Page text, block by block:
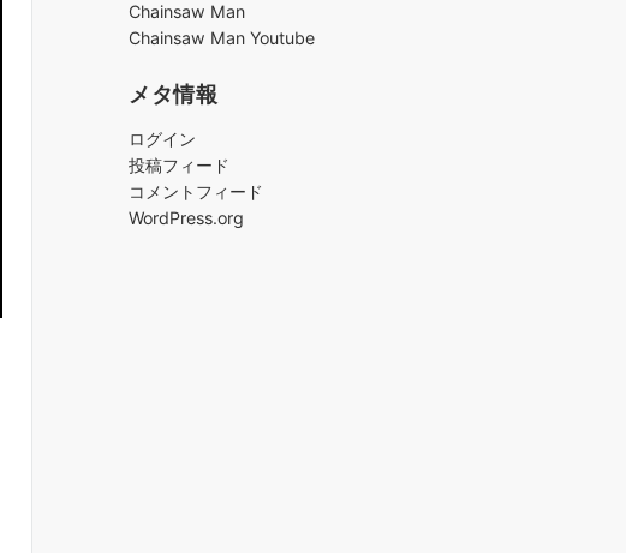
Chainsaw Man
Chainsaw Man Youtube
メタ情報
ログイン
投稿フィード
コメントフィード
WordPress.org